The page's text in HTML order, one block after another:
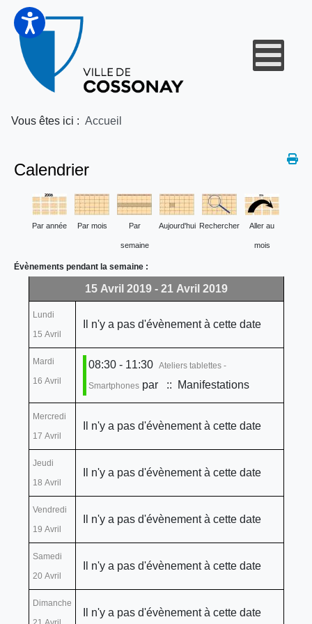
Vous êtes ici : Accueil
Calendrier
Par année Par mois Par
semaine
Aujourd'hui Rechercher Aller au
mois
Évènements pendant la semaine :
15 Avril 2019 - 21 Avril 2019
Lundi
15 Avril
Il n'y a pas d'évènement à cette date
Mardi
16 Avril
08:30 - 11:30 Ateliers tablettes -
Smartphonespar :: Manifestations
Mercredi
17 Avril
Il n'y a pas d'évènement à cette date
Jeudi
18 Avril
Il n'y a pas d'évènement à cette date
Vendredi
19 Avril
Il n'y a pas d'évènement à cette date
Samedi
20 Avril
Il n'y a pas d'évènement à cette date
Dimanche
Il n'y a pas d'évènement à cette date